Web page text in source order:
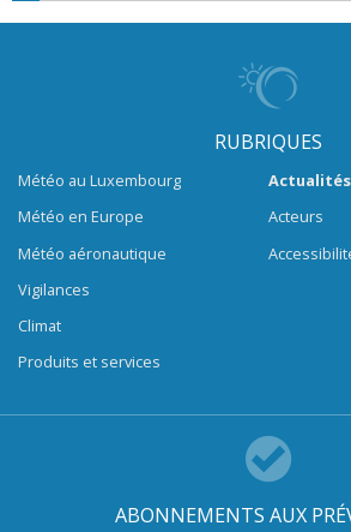
RUBRIQUES
Météo au Luxembourg
Météo en Europe
Météo aéronautique
Vigilances
Climat
Produits et services
Actualités
Acteurs
ABONNEMENTS AUX